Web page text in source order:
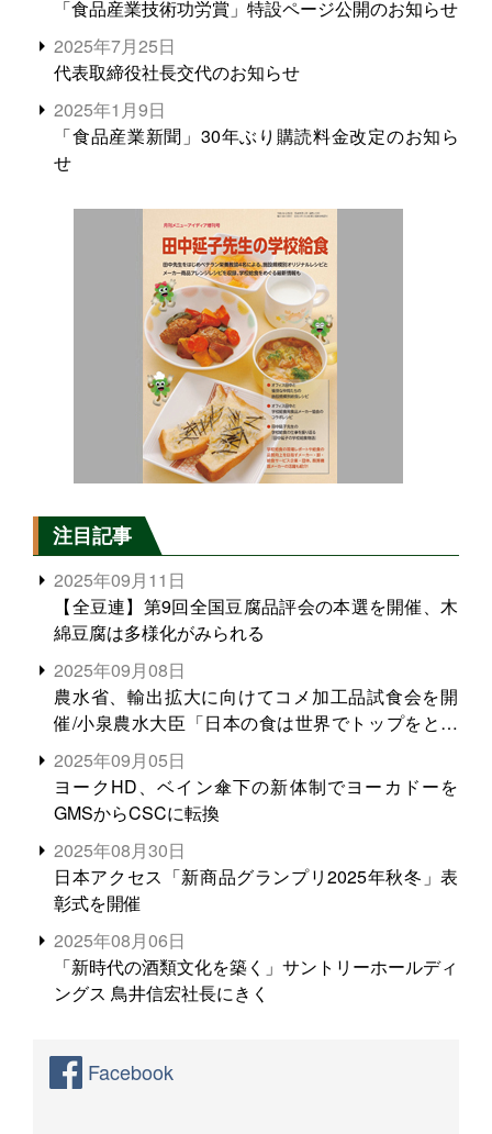
「食品産業技術功労賞」特設ページ公開のお知らせ
2025年7月25日
代表取締役社長交代のお知らせ
2025年1月9日
「食品産業新聞」30年ぶり購読料金改定のお知ら
せ
注目記事
2025年09月11日
【全豆連】第9回全国豆腐品評会の本選を開催、木
綿豆腐は多様化がみられる
2025年09月08日
農水省、輸出拡大に向けてコメ加工品試食会を開
催/小泉農水大臣「日本の食は世界でトップをとれ
る。米増産に向けて、米輸出需要の拡大を」
2025年09月05日
ヨークHD、ベイン傘下の新体制でヨーカドーを
GMSからCSCに転換
2025年08月30日
日本アクセス「新商品グランプリ2025年秋冬」表
彰式を開催
2025年08月06日
「新時代の酒類文化を築く」サントリーホールディ
ングス 鳥井信宏社長にきく
Facebook